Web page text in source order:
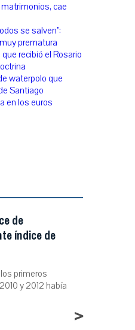
cae
se salven”:
prematura
recibió el Rosario
waterpolo que
Santiago
en los euros
de
índice de
primeros
y 2012 había
>